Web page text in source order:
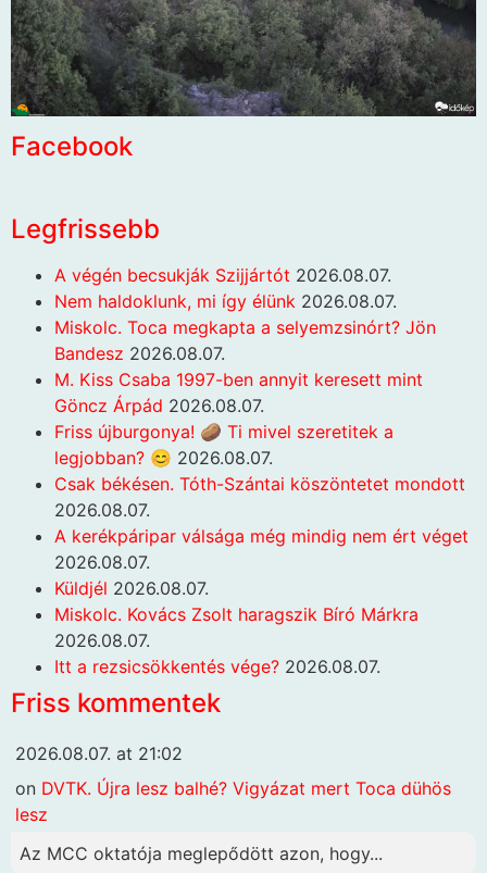
Facebook
Legfrissebb
A végén becsukják Szijjártót 2026.08.07.
Nem haldoklunk, mi így élünk 2026.08.07.
Miskolc. Toca megkapta a selyemzsinórt? Jön
Bandesz 2026.08.07.
M. Kiss Csaba 1997-ben annyit keresett mint
Göncz Árpád 2026.08.07.
Friss újburgonya! 🥔 Ti mivel szeretitek a
legjobban? 😊 2026.08.07.
Csak békésen. Tóth-Szántai köszöntetet mondott
2026.08.07.
A kerékpáripar válsága még mindig nem ért véget
2026.08.07.
Küldjél 2026.08.07.
Miskolc. Kovács Zsolt haragszik Bíró Márkra
2026.08.07.
Itt a rezsicsökkentés vége? 2026.08.07.
Friss kommentek
2026.08.07. at 21:02
on DVTK. Újra lesz balhé? Vigyázat mert Toca dühös
lesz
Az MCC oktatója meglepődött azon, hogy...